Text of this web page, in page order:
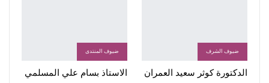
ضيوف الشرف
الدكتورة كوثر سعيد العمران
ضيوف المنتدى
الاستاذ بسام علي المسلمي